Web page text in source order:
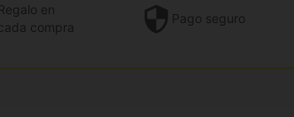
Regalo en
compra
Pago seguro